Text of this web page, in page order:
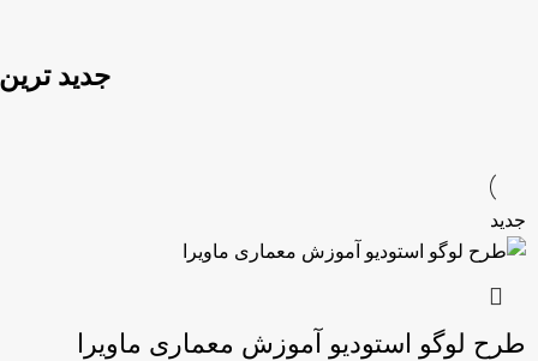
جدید
جدید
طرح لوگو استودیو آموزش معماری ماویرا